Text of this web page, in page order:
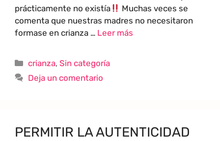
prácticamente no existía
Muchas veces se
comenta que nuestras madres no necesitaron
formase en crianza … Leer más
crianza,Sin categoría
Deja un comentario
PERMITIR LA AUTENTICIDAD